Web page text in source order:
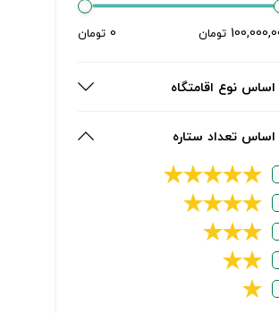
0 تومان تومان
اساس نوع اقامتگاه
اساس تعداد ستاره
★
★
★
★
★
★
★
★
★
★
★
★
★
★
★